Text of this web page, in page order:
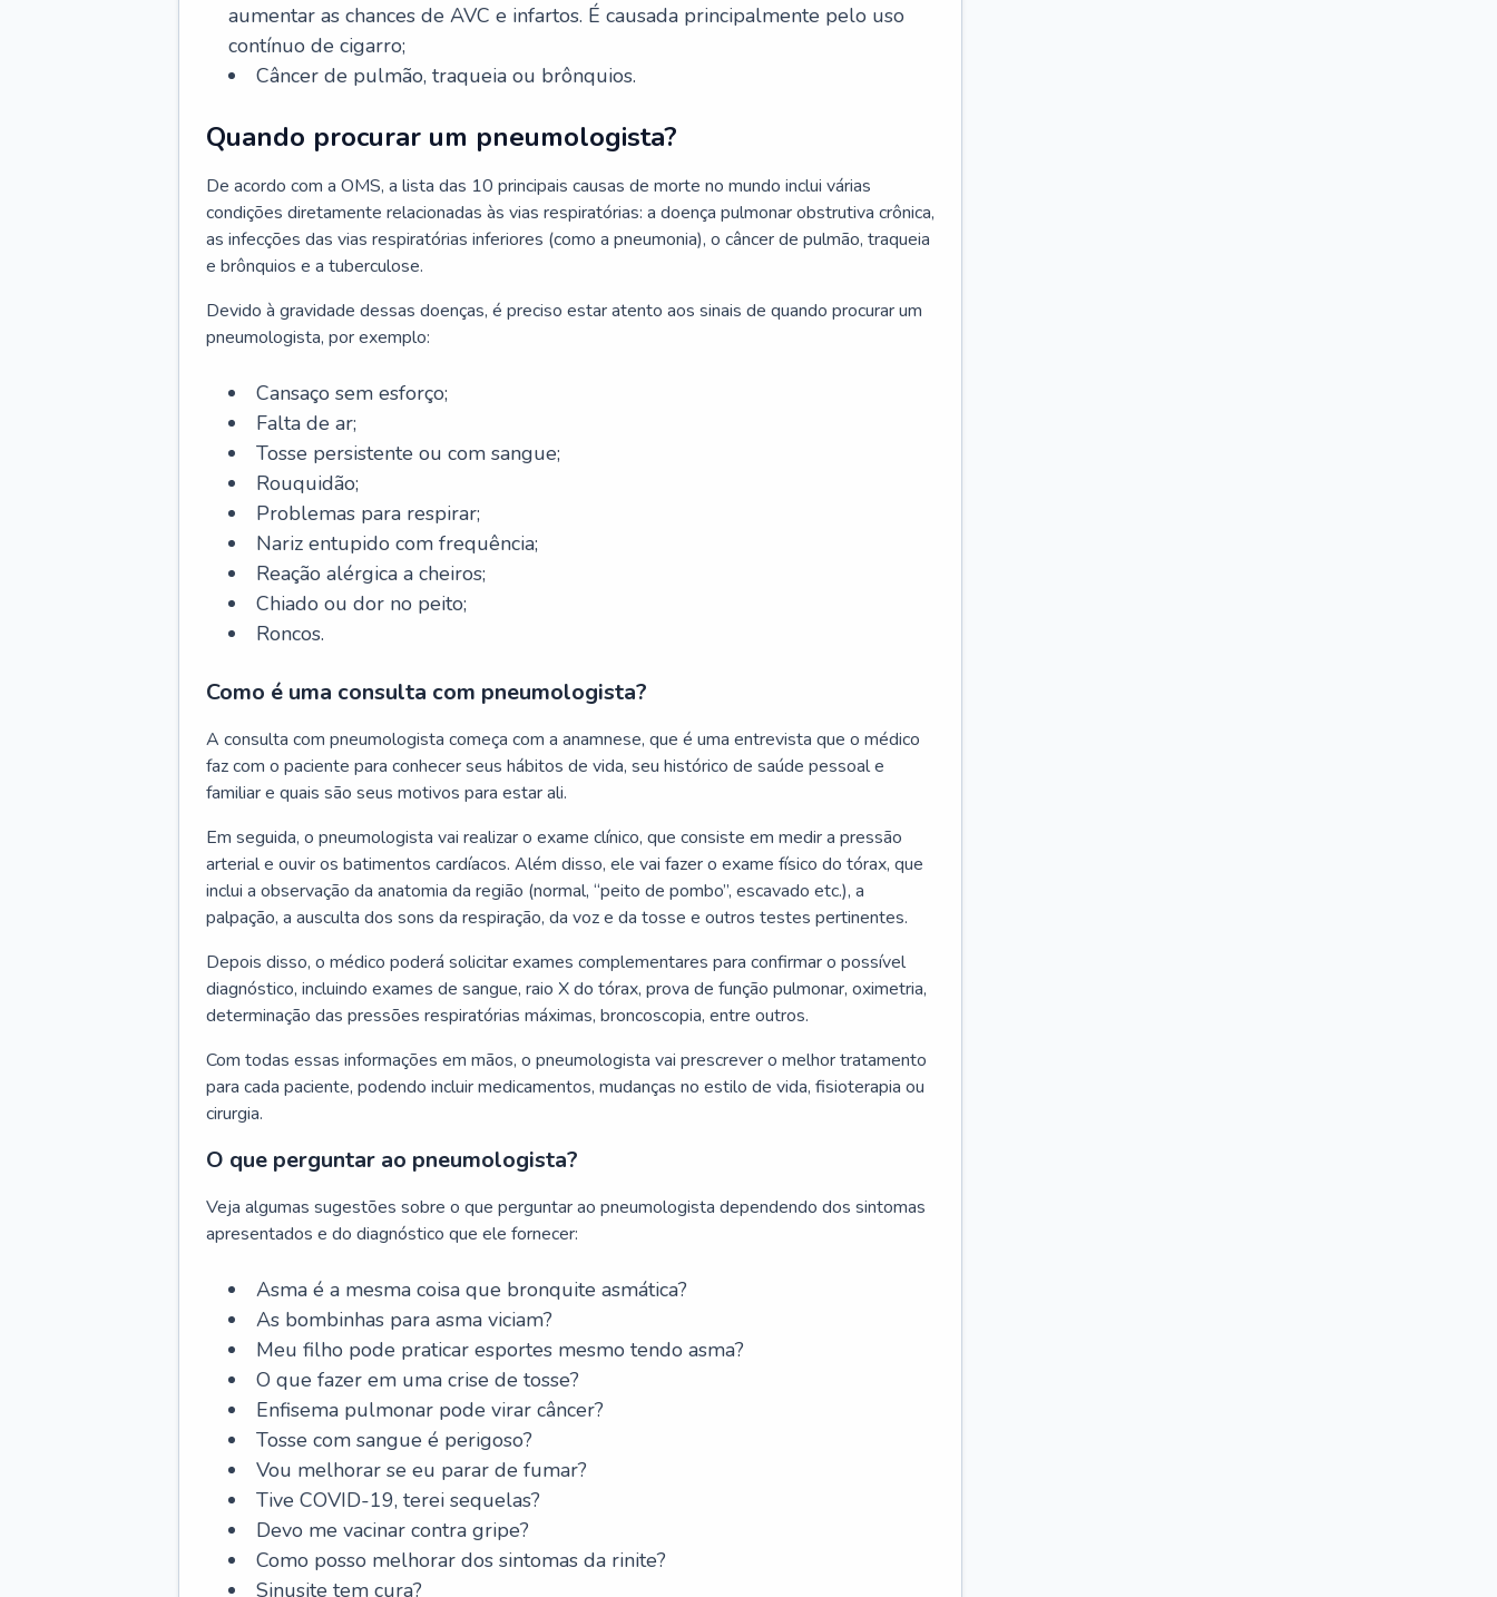
aumentar as chances de AVC e infartos. É causada principalmente pelo uso
contínuo de cigarro;
Câncer de pulmão, traqueia ou brônquios.
Quando procurar um pneumologista?
De acordo com a OMS, a lista das 10 principais causas de morte no mundo inclui várias
condições diretamente relacionadas às vias respiratórias: a doença pulmonar obstrutiva crônica,
as infecções das vias respiratórias inferiores (como a pneumonia), o câncer de pulmão, traqueia
e brônquios e a tuberculose.
Devido à gravidade dessas doenças, é preciso estar atento aos sinais de quando procurar um
pneumologista, por exemplo:
Cansaço sem esforço;
Falta de ar;
Tosse persistente ou com sangue;
Rouquidão;
Problemas para respirar;
Nariz entupido com frequência;
Reação alérgica a cheiros;
Chiado ou dor no peito;
Roncos.
Como é uma consulta com pneumologista?
A consulta com pneumologista começa com a anamnese, que é uma entrevista que o médico
faz com o paciente para conhecer seus hábitos de vida, seu histórico de saúde pessoal e
familiar e quais são seus motivos para estar ali.
Em seguida, o pneumologista vai realizar o exame clínico, que consiste em medir a pressão
arterial e ouvir os batimentos cardíacos. Além disso, ele vai fazer o exame físico do tórax, que
inclui a observação da anatomia da região (normal, “peito de pombo”, escavado etc.), a
palpação, a ausculta dos sons da respiração, da voz e da tosse e outros testes pertinentes.
Depois disso, o médico poderá solicitar exames complementares para confirmar o possível
diagnóstico, incluindo exames de sangue, raio X do tórax, prova de função pulmonar, oximetria,
determinação das pressões respiratórias máximas, broncoscopia, entre outros.
Com todas essas informações em mãos, o pneumologista vai prescrever o melhor tratamento
para cada paciente, podendo incluir medicamentos, mudanças no estilo de vida, fisioterapia ou
cirurgia.
O que perguntar ao pneumologista?
Veja algumas sugestões sobre o que perguntar ao pneumologista dependendo dos sintomas
apresentados e do diagnóstico que ele fornecer:
Asma é a mesma coisa que bronquite asmática?
As bombinhas para asma viciam?
Meu filho pode praticar esportes mesmo tendo asma?
O que fazer em uma crise de tosse?
Enfisema pulmonar pode virar câncer?
Tosse com sangue é perigoso?
Vou melhorar se eu parar de fumar?
Tive COVID-19, terei sequelas?
Devo me vacinar contra gripe?
Como posso melhorar dos sintomas da rinite?
Sinusite tem cura?